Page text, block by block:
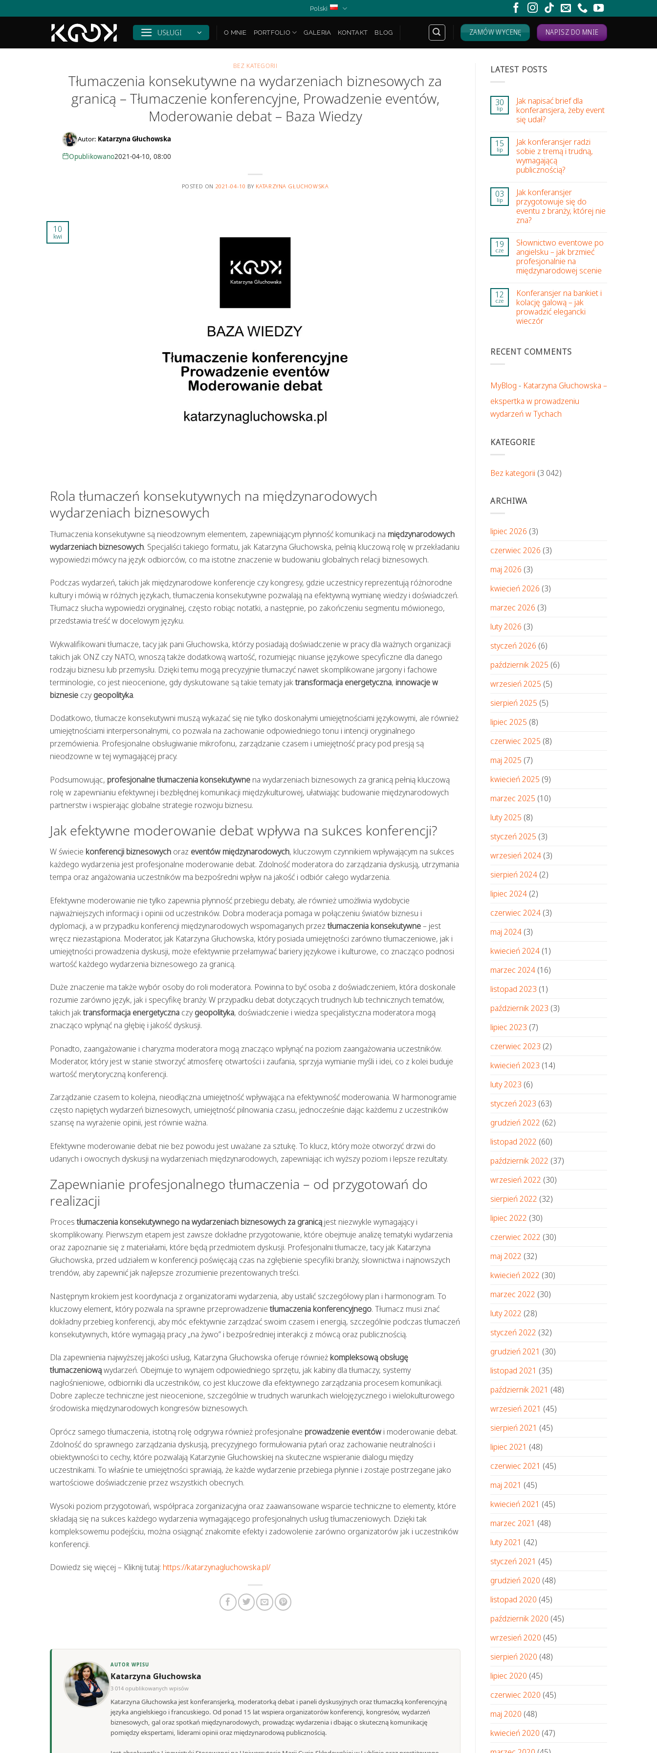
to
Polski
USŁUGI O MNIE PORTFOLIO GALERIA KONTAKT BLOG ZAMÓW WYCENĘ NAPISZ DO MNIE
BEZ KATEGORII
Tłumaczenia konsekutywne na wydarzeniach biznesowych za
granicą – Tłumaczenie konferencyjne, Prowadzenie eventów,
Moderowanie debat – Baza Wiedzy
Autor: Katarzyna Głuchowska
Opublikowano2021-04-10, 08:00
POSTED ON 2021-04-10 BY KATARZYNA GŁUCHOWSKA
10
kwi
Rola tłumaczeń konsekutywnych na międzynarodowych
wydarzeniach biznesowych
Tłumaczenia konsekutywne są nieodzownym elementem, zapewniającym płynność komunikacji na międzynarodowych
wydarzeniach biznesowych. Specjaliści takiego formatu, jak Katarzyna Głuchowska, pełnią kluczową rolę w przekładaniu
wypowiedzi mówcy na język odbiorców, co ma istotne znaczenie w budowaniu globalnych relacji biznesowych.
Podczas wydarzeń, takich jak międzynarodowe konferencje czy kongresy, gdzie uczestnicy reprezentują różnorodne
kultury i mówią w różnych językach, tłumaczenia konsekutywne pozwalają na efektywną wymianę wiedzy i doświadczeń.
Tłumacz słucha wypowiedzi oryginalnej, często robiąc notatki, a następnie, po zakończeniu segmentu mówionego,
przedstawia treść w docelowym języku.
Wykwalifikowani tłumacze, tacy jak pani Głuchowska, którzy posiadają doświadczenie w pracy dla ważnych organizacji
takich jak ONZ czy NATO, wnoszą także dodatkową wartość, rozumiejąc niuanse językowe specyficzne dla danego
rodzaju biznesu lub przemysłu. Dzięki temu mogą precyzyjnie tłumaczyć nawet skomplikowane jargony i fachowe
terminologie, co jest nieocenione, gdy dyskutowane są takie tematy jaktransformacja energetyczna, innowacje w
biznesie czygeopolityka.
Dodatkowo, tłumacze konsekutywni muszą wykazać się nie tylko doskonałymi umiejętnościami językowymi, ale również
umiejętnościami interpersonalnymi, co pozwala na zachowanie odpowiedniego tonu i intencji oryginalnego
przemówienia. Profesjonalne obsługiwanie mikrofonu, zarządzanie czasem i umiejętność pracy pod presją są
nieodzowne w tej wymagającej pracy.
Podsumowując, profesjonalne tłumaczenia konsekutywne na wydarzeniach biznesowych za granicą pełnią kluczową
rolę w zapewnianiu efektywnej i bezbłędnej komunikacji międzykulturowej, ułatwiając budowanie międzynarodowych
partnerstw i wspierając globalne strategie rozwoju biznesu.
Jak efektywne moderowanie debat wpływa na sukces konferencji?
W świecie konferencji biznesowych oraz eventów międzynarodowych, kluczowym czynnikiem wpływającym na sukces
każdego wydarzenia jest profesjonalne moderowanie debat. Zdolność moderatora do zarządzania dyskusją, utrzymania
tempa oraz angażowania uczestników ma bezpośredni wpływ na jakość i odbiór całego wydarzenia.
Efektywne moderowanie nie tylko zapewnia płynność przebiegu debaty, ale również umożliwia wydobycie
najważniejszych informacji i opinii od uczestników. Dobra moderacja pomaga w połączeniu światów biznesu i
dyplomacji, a w przypadku konferencji międzynarodowych wspomaganych przeztłumaczenia konsekutywne– jest
wręcz niezastąpiona. Moderator, jak Katarzyna Głuchowska, który posiada umiejętności zarówno tłumaczeniowe, jak i
umiejętności prowadzenia dyskusji, może efektywnie przełamywać bariery językowe i kulturowe, co znacząco podnosi
wartość każdego wydarzenia biznesowego za granicą.
Duże znaczenie ma także wybór osoby do roli moderatora. Powinna to być osoba z doświadczeniem, która doskonale
rozumie zarówno język, jak i specyfikę branży. W przypadku debat dotyczących trudnych lub technicznych tematów,
takich jaktransformacja energetyczna czygeopolityka, doświadczenie i wiedza specjalistyczna moderatora mogą
znacząco wpłynąć na głębię i jakość dyskusji.
Ponadto, zaangażowanie i charyzma moderatora mogą znacząco wpłynąć na poziom zaangażowania uczestników.
Moderator, który jest w stanie stworzyć atmosferę otwartości i zaufania, sprzyja wymianie myśli i idei, co z kolei buduje
wartość merytoryczną konferencji.
Zarządzanie czasem to kolejna, nieodłączna umiejętność wpływająca na efektywność moderowania. W harmonogramie
często napiętych wydarzeń biznesowych, umiejętność pilnowania czasu, jednocześnie dając każdemu z uczestników
szansę na wyrażenie opinii, jest równie ważna.
Efektywne moderowanie debat nie bez powodu jest uważane za sztukę. To klucz, który może otworzyć drzwi do
udanych i owocnych dyskusji na wydarzeniach międzynarodowych, zapewniając ich wyższy poziom i lepsze rezultaty.
Zapewnianie profesjonalnego tłumaczenia – od przygotowań do
realizacji
Procestłumaczenia konsekutywnego na wydarzeniach biznesowych za granicąjest niezwykle wymagający i
skomplikowany. Pierwszym etapem jest zawsze dokładne przygotowanie, które obejmuje analizę tematyki wydarzenia
oraz zapoznanie się z materiałami, które będą przedmiotem dyskusji. Profesjonalni tłumacze, tacy jak Katarzyna
Głuchowska, przed udziałem w konferencji poświęcają czas na zgłębienie specyfiki branży, słownictwa i najnowszych
trendów, aby zapewnić jak najlepsze zrozumienie prezentowanych treści.
Następnym krokiem jest koordynacja z organizatorami wydarzenia, aby ustalić szczegółowy plan i harmonogram. To
kluczowy element, który pozwala na sprawne przeprowadzenietłumaczenia konferencyjnego. Tłumacz musi znać
dokładny przebieg konferencji, aby móc efektywnie zarządzać swoim czasem i energią, szczególnie podczas tłumaczeń
konsekutywnych, które wymagają pracy „na żywo” i bezpośredniej interakcji z mówcą oraz publicznością.
Dla zapewnienia najwyższej jakości usług, Katarzyna Głuchowska oferuje również kompleksową obsługę
tłumaczeniowąwydarzeń. Obejmuje to wynajem odpowiedniego sprzętu, jak kabiny dla tłumaczy, systemy
nagłośnieniowe, odbiorniki dla uczestników, co jest kluczowe dla efektywnego zarządzania procesem komunikacji.
Dobre zaplecze techniczne jest nieocenione, szczególnie w trudnych warunkach wielojęzycznego i wielokulturowego
środowiska międzynarodowych kongresów biznesowych.
Oprócz samego tłumaczenia, istotną rolę odgrywa również profesjonalne prowadzenie eventów i moderowanie debat.
Zdolność do sprawnego zarządzania dyskusją, precyzyjnego formułowania pytań oraz zachowanie neutralności i
obiektywności to cechy, które pozwalają Katarzynie Głuchowskiej na skuteczne wspieranie dialogu między
uczestnikami. To właśnie te umiejętności sprawiają, że każde wydarzenie przebiega płynnie i zostaje postrzegane jako
wartościowe doświadczenie przez wszystkich obecnych.
Wysoki poziom przygotowań, współpraca zorganizacyjna oraz zaawansowane wsparcie techniczne to elementy, które
składają się na sukces każdego wydarzenia wymagającego profesjonalnych usług tłumaczeniowych. Dzięki tak
kompleksowemu podejściu, można osiągnąć znakomite efekty i zadowolenie zarówno organizatorów jak i uczestników
konferencji.
Dowiedz się więcej – Kliknij tutaj: https://katarzynagluchowska.pl/
AUTOR WPISU
Katarzyna Głuchowska
3 014 opublikowanych wpisów
Katarzyna Głuchowska jest konferansjerką, moderatorką debat i paneli dyskusyjnych oraz tłumaczką konferencyjną
języka angielskiego i francuskiego. Od ponad 15 lat wspiera organizatorów konferencji, kongresów, wydarzeń
biznesowych, gal oraz spotkań międzynarodowych, prowadząc wydarzenia i dbając o skuteczną komunikację
pomiędzy ekspertami, liderami opinii oraz międzynarodową publicznością.
LATEST POSTS
30
lip
Jak napisać brief dla
konferansjera, żeby event
się udał?
15
lip
Jak konferansjer radzi
sobie z tremą i trudną,
wymagającą
publicznością?
03
lip
Jak konferansjer
przygotowuje się do
eventu z branży, której nie
zna?
19
cze
Słownictwo eventowe po
angielsku – jak brzmieć
profesjonalnie na
międzynarodowej scenie
12
cze
Konferansjer na bankiet i
kolację galową – jak
prowadzić elegancki
wieczór
RECENT COMMENTS
MyBlog - Katarzyna Głuchowska –
ekspertka w prowadzeniu
wydarzeń w Tychach
KATEGORIE
Bez kategorii (3 042)
ARCHIWA
lipiec 2026 (3)
czerwiec 2026 (3)
maj 2026 (3)
kwiecień 2026 (3)
marzec 2026 (3)
luty 2026 (3)
styczeń 2026 (6)
październik 2025 (6)
wrzesień 2025 (5)
sierpień 2025 (5)
lipiec 2025 (8)
czerwiec 2025 (8)
maj 2025 (7)
kwiecień 2025 (9)
marzec 2025 (10)
luty 2025 (8)
styczeń 2025 (3)
wrzesień 2024 (3)
sierpień 2024 (2)
lipiec 2024 (2)
czerwiec 2024 (3)
maj 2024 (3)
kwiecień 2024 (1)
marzec 2024 (16)
listopad 2023 (1)
październik 2023 (3)
lipiec 2023 (7)
czerwiec 2023 (2)
kwiecień 2023 (14)
luty 2023 (6)
styczeń 2023 (63)
grudzień 2022 (62)
listopad 2022 (60)
październik 2022 (37)
wrzesień 2022 (30)
sierpień 2022 (32)
lipiec 2022 (30)
czerwiec 2022 (30)
maj 2022 (32)
kwiecień 2022 (30)
marzec 2022 (30)
luty 2022 (28)
styczeń 2022 (32)
grudzień 2021 (30)
listopad 2021 (35)
październik 2021 (48)
wrzesień 2021 (45)
sierpień 2021 (45)
lipiec 2021 (48)
czerwiec 2021 (45)
maj 2021 (45)
kwiecień 2021 (45)
marzec 2021 (48)
luty 2021 (42)
styczeń 2021 (45)
grudzień 2020 (48)
listopad 2020 (45)
październik 2020 (45)
wrzesień 2020 (45)
sierpień 2020 (48)
lipiec 2020 (45)
czerwiec 2020 (45)
maj 2020 (48)
kwiecień 2020 (47)